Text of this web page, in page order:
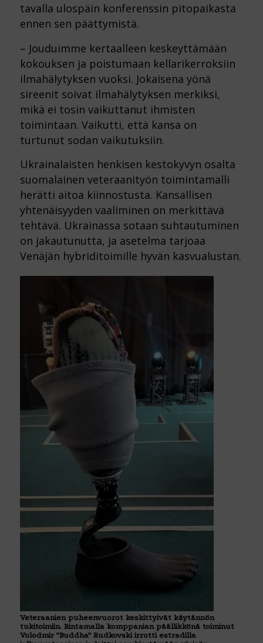
tavalla ulospäin konferenssin pitopaikasta
ennen sen päättymistä.
– Jouduimme kertaalleen keskeyttämään
kokouksen ja poistumaan kellarikerroksiin
ilmahälytyksen vuoksi. Jokaisena yönä
sireenit soivat ilmahälytyksen merkiksi,
mikä ei tosin vaikuttanut ihmisten
toimintaan. Vaikutti, että kansa on
turtunut sodan vaikutuksiin.
Ukrainalaisten henkisen kestokyvyn osalta
suomalainen veteraanityön toimintamalli
herätti aitoa kiinnostusta. Kansallisen
yhtenäisyyden vaaliminen on merkittävä
tehtävä. Ukrainassa sotaan suhtautuminen
on jakautunutta, ja asetelma tarjoaa
Venäjän hybriditoimille hyvän kasvualustan.
Veteraanien puheenvuorot keskittyivät käytännön
tukitoimiin. Rintamalla komppanian päällikkönä toiminut
Volodmir ”Buddha” Rudkovski irrotti estradilla